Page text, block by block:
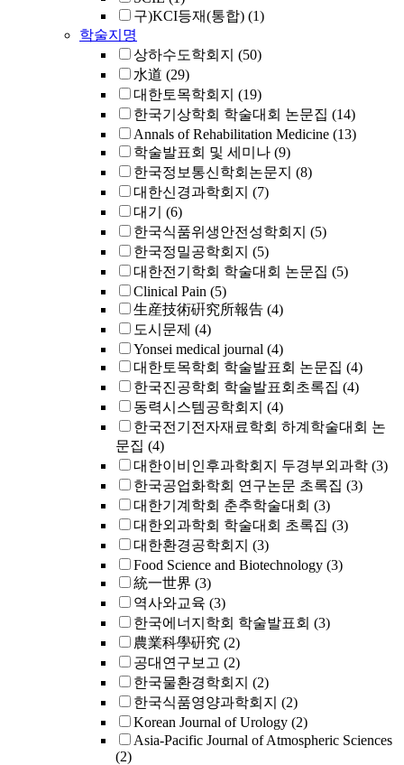
구)KCI등재(통합) (1)
학술지명
상하수도학회지 (50)
水道 (29)
대한토목학회지 (19)
한국기상학회 학술대회 논문집 (14)
Annals of Rehabilitation Medicine (13)
학술발표회 및 세미나 (9)
한국정보통신학회논문지 (8)
대한신경과학회지 (7)
대기
(6)
한국식품위생안전성학회지 (5)
한국정밀공학회지 (5)
대한전기학회 학술대회 논문집 (5)
Clinical Pain (5)
生産技術硏究所報告 (4)
도시문제 (4)
Yonsei medical journal (4)
대한토목학회 학술발표회 논문집 (4)
한국진공학회 학술발표회초록집 (4)
동력시스템공학회지 (4)
한국전기전자재료학회 하계학술대회 논
문집 (4)
대한이비인후과학회지 두경부외과학 (3)
한국공업화학회 연구논문 초록집 (3)
대한기계학회 춘추학술대회 (3)
대한외과학회 학술대회 초록집 (3)
대한환경공학회지 (3)
Food Science and Biotechnology (3)
統一世界 (3)
역사와교육 (3)
한국에너지학회 학술발표회 (3)
農業科學硏究 (2)
공대연구보고 (2)
한국물환경학회지 (2)
한국식품영양과학회지 (2)
Korean Journal of Urology (2)
Asia-Pacific Journal of Atmospheric Sciences
(2)